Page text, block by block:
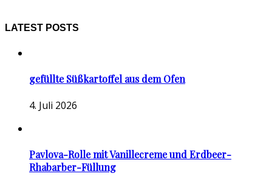
LATEST POSTS
gefüllte Süßkartoffel aus dem Ofen
4. Juli 2026
Pavlova-Rolle mit Vanillecreme und Erdbeer-
Rhabarber-Füllung